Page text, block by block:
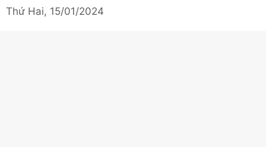
Thứ Hai, 15/01/2024